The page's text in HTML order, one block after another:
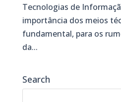
Tecnologias de
importância dos meios
fundamental, para os
da...
Search